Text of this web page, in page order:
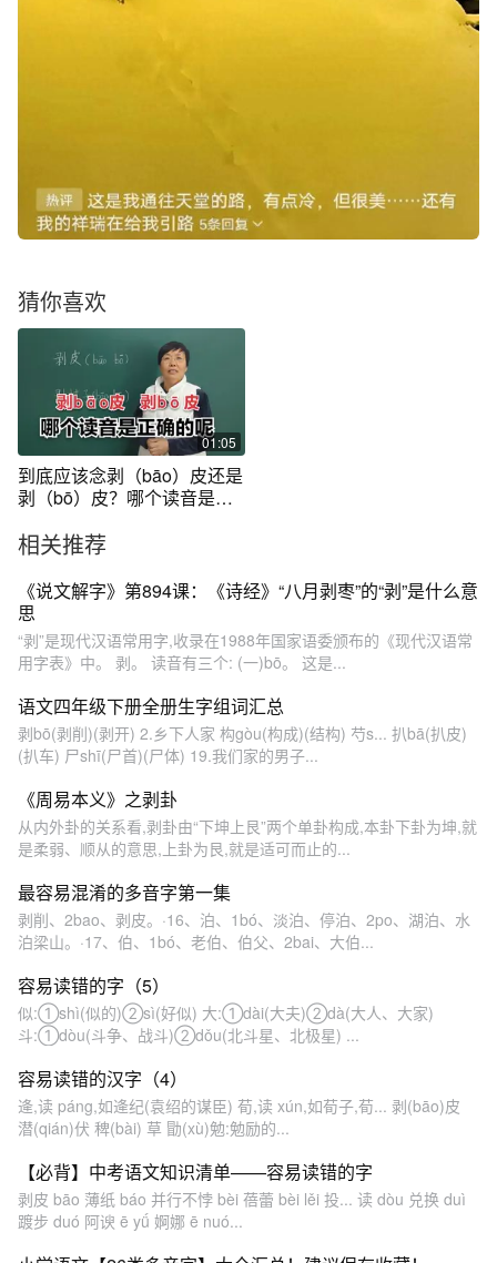
猜你喜欢
01:05
到底应该念剥（bāo）皮还是
剥（bō）皮？哪个读音是正
相关推荐
《说文解字》第894课：《诗经》“八月剥枣”的“剥”是什么意
思
“剥”是现代汉语常用字,收录在1988年国家语委颁布的《现代汉语常
用字表》中。 剥。 读音有三个: (一)bō。 这是...
语文四年级下册全册生字组词汇总
剥bō(剥削)(剥开) 2.乡下人家 构gòu(构成)(结构) 芍s... 扒bā(扒皮)
(扒车) 尸shī(尸首)(尸体) 19.我们家的男子...
《周易本义》之剥卦
从内外卦的关系看,剥卦由“下坤上艮”两个单卦构成,本卦下卦为坤,就
是柔弱、顺从的意思,上卦为艮,就是适可而止的...
最容易混淆的多音字第一集
剥削、2bao、剥皮。·16、泊、1bó、淡泊、停泊、2po、湖泊、水
泊梁山。·17、伯、1bó、老伯、伯父、2bai、大伯...
容易读错的字（5）
似:①shì(似的)②sì(好似) 大:①dài(大夫)②dà(大人、大家)
斗:①dòu(斗争、战斗)②dǒu(北斗星、北极星) ...
容易读错的汉字（4）
逄,读 páng,如逄纪(袁绍的谋臣) 荀,读 xún,如荀子,荀... 剥(bāo)皮
潜(qián)伏 稗(bài) 草 勖(xù)勉:勉励的...
【必背】中考语文知识清单——容易读错的字
剥皮 bāo 薄纸 báo 并行不悖 bèi 蓓蕾 bèi lěi 投... 读 dòu 兑换 duì
踱步 duó 阿谀 ē yǘ 婀娜 ē nuó...